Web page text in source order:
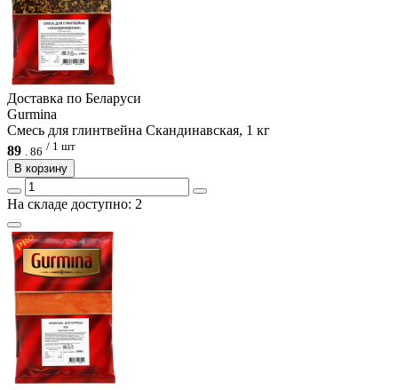
Доcтавка по Беларуси
Gurmina
Смесь для глинтвейна Скандинавская, 1 кг
89
86 / 1 шт
В корзину
На складе доступно: 2